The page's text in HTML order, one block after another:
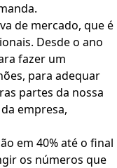
de mercado, que é
Desde o ano
fazer um
para adequar
partes da nossa
empresa,
em 40% até o final
os números que